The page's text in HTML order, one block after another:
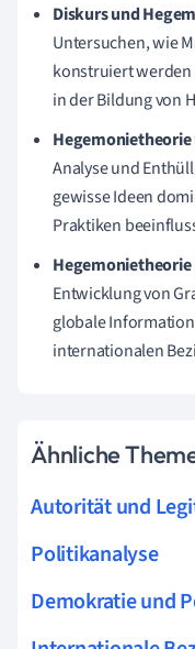
Diskurs und
Untersuchen, wie
konstruiert werden
in der Bildung von
Analyse und
gewisse Ideen
Praktiken
Entwicklung von
globale
internationalen
Ähnliche
Autorität und
Politikanalyse
Demokratie und